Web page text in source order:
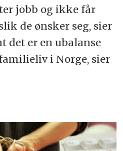
jobb og ikke får
de ønsker seg, sier
det er en ubalanse
i Norge, sier